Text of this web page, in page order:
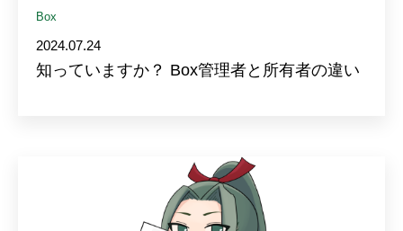
Box
2024.07.24
知っていますか？ Box管理者と所有者の違い